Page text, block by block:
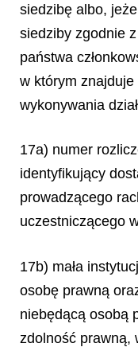
siedzibę albo,
siedziby zgodnie
państwa
w którym znajduje
wykonywania
17a) numer
identyfikujący
prowadzącego
uczestniczącego
17b) mała
osobę prawną
niebędącą osobą
zdolność prawną,